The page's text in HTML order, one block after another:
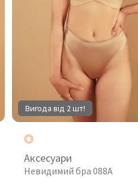
Вигода від 2 шт!
Аксесуари
Невидимий бра 088A